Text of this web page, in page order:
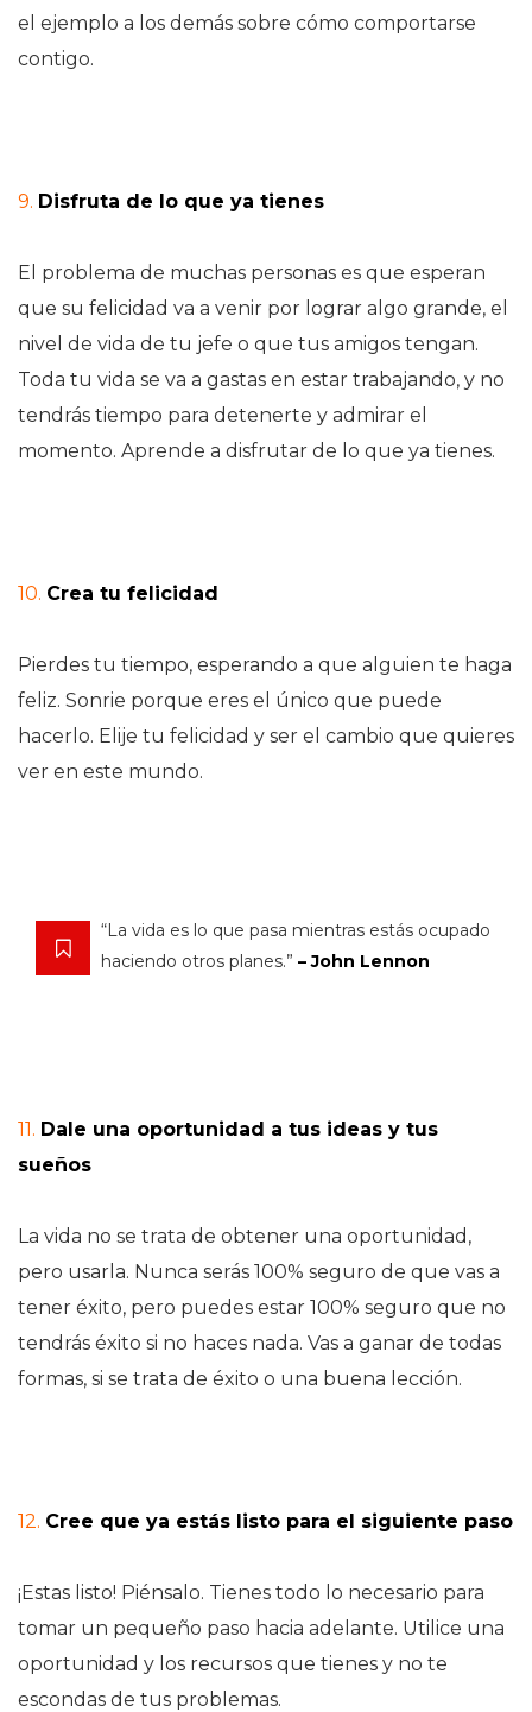
el ejemplo a los demás sobre cómo comportarse
contigo.
9. Disfruta de lo que ya tienes
El problema de muchas personas es que esperan
que su felicidad va a venir por lograr algo grande, el
nivel de vida de tu jefe o que tus amigos tengan.
Toda tu vida se va a gastas en estar trabajando, y no
tendrás tiempo para detenerte y admirar el
momento. Aprende a disfrutar de lo que ya tienes.
10. Crea tu felicidad
Pierdes tu tiempo, esperando a que alguien te haga
feliz. Sonrie porque eres el único que puede
hacerlo. Elije tu felicidad y ser el cambio que quieres
ver en este mundo.
“La vida es lo que pasa mientras estás ocupado
haciendo otros planes.” – John Lennon
11. Dale una oportunidad a tus ideas y tus
sueños
La vida no se trata de obtener una oportunidad,
pero usarla. Nunca serás 100% seguro de que vas a
tener éxito, pero puedes estar 100% seguro que no
tendrás éxito si no haces nada. Vas a ganar de todas
formas, si se trata de éxito o una buena lección.
12. Cree que ya estás listo para el siguiente paso
¡Estas listo! Piénsalo. Tienes todo lo necesario para
tomar un pequeño paso hacia adelante. Utilice una
oportunidad y los recursos que tienes y no te
escondas de tus problemas.